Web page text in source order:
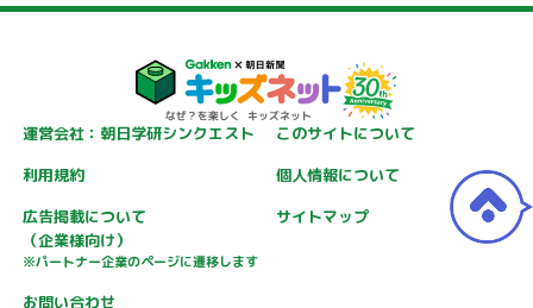
運営会社：朝日学研シンクエスト
このサイトについて
利用規約
個人情報について
広告掲載について
（企業様向け）
※パートナー企業のページに遷移します
サイトマップ
お問い合わせ